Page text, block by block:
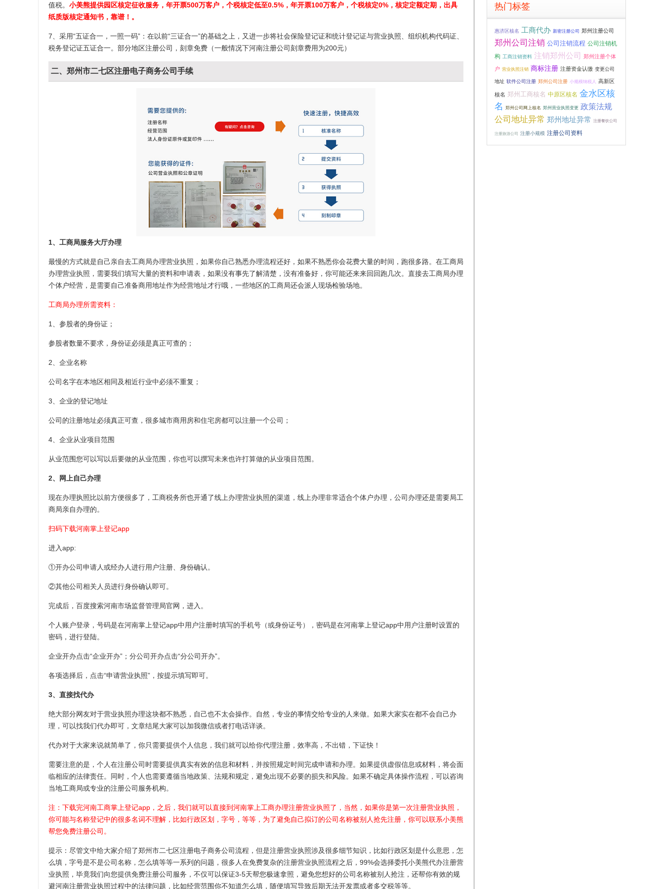
值税。 小美熊提供园区核定征收服务，年开票500万客户，个税核定低至0.5%，年开票100万客户，个税核定0%，核定定额定期，出具
纸质版核定通知书，靠谱！。
7、采用“五证合一，一照一码”：在以前“三证合一”的基础之上，又进一步将社会保险登记证和统计登记证与营业执照、组织机构代码证、
税务登记证五证合一。部分地区注册公司，刻章免费（一般情况下河南注册公司刻章费用为200元）
二、郑州市二七区注册电子商务公司手续
1、工商局服务大厅办理
最慢的方式就是自己亲自去工商局办理营业执照，如果你自己熟悉办理流程还好，如果不熟悉你会花费大量的时间，跑很多路。在工商局
办理营业执照，需要我们填写大量的资料和申请表，如果没有事先了解清楚，没有准备好，你可能还来来回回跑几次。直接去工商局办理
个体户经营，是需要自己准备商用地址作为经营地址才行哦，一些地区的工商局还会派人现场检验场地。
工商局办理所需资料：
1、参股者的身份证；
参股者数量不要求，身份证必须是真正可查的；
2、企业名称
公司名字在本地区相同及相近行业中必须不重复；
3、企业的登记地址
公司的注册地址必须真正可查，很多城市商用房和住宅房都可以注册一个公司；
4、企业从业项目范围
从业范围您可以写以后要做的从业范围，你也可以撰写未来也许打算做的从业项目范围。
2、网上自己办理
现在办理执照比以前方便很多了，工商税务所也开通了线上办理营业执照的渠道，线上办理非常适合个体户办理，公司办理还是需要局工
商局亲自办理的。
扫码下载河南掌上登记app
进入app:
①开办公司申请人或经办人进行用户注册、身份确认。
②其他公司相关人员进行身份确认即可。
完成后，百度搜索河南市场监督管理局官网，进入。
个人账户登录，号码是在河南掌上登记app中用户注册时填写的手机号（或身份证号），密码是在河南掌上登记app中用户注册时设置的
密码，进行登陆。
企业开办点击“企业开办”；分公司开办点击“分公司开办”。
各项选择后，点击“申请营业执照”，按提示填写即可。
3、直接找代办
绝大部分网友对于营业执照办理这块都不熟悉，自己也不太会操作。自然，专业的事情交给专业的人来做。如果大家实在都不会自己办
理，可以找我们代办即可，文章结尾大家可以加我微信或者打电话详谈。
代办对于大家来说就简单了，你只需要提供个人信息，我们就可以给你代理注册，效率高，不出错，下证快！
需要注意的是，个人在注册公司时需要提供真实有效的信息和材料，并按照规定时间完成申请和办理。如果提供虚假信息或材料，将会面
临相应的法律责任。同时，个人也需要遵循当地政策、法规和规定，避免出现不必要的损失和风险。如果不确定具体操作流程，可以咨询
当地工商局或专业的注册公司服务机构。
注：下载完河南工商掌上登记app，之后，我们就可以直接到河南掌上工商办理注册营业执照了，当然，如果你是第一次注册营业执照，
你可能与名称登记中的很多名词不理解，比如行政区划，字号，等等，为了避免自己拟订的公司名称被别人抢先注册，你可以联系小美熊
帮您免费注册公司。
提示：尽管文中给大家介绍了郑州市二七区注册电子商务公司流程，但是注册营业执照涉及很多细节知识，比如行政区划是什么意思，怎
么填，字号是不是公司名称，怎么填等等一系列的问题，很多人在免费复杂的注册营业执照流程之后，99%会选择委托小美熊代办注册营
业执照，毕竟我们向您提供免费注册公司服务，不仅可以保证3-5天帮您极速拿照，避免您想好的公司名称被别人抢注，还帮你有效的规
避河南注册营业执照过程中的法律问题，比如经营范围你不知道怎么填，随便填写导致后期无法开发票或者多交税等等。
热门标签
惠济区核名 工商代办 新密注册公司 郑州注册公司
郑州公司注销 公司注销流程 公司注销机
构 工商注销资料 注销郑州公司 郑州注册个体
户 营业执照注销 商标注册 注册资金认缴 变更公司
地址 软件公司注册 郑州公司注册 小规模纳税人 高新区
核名 郑州工商核名 中原区核名 金水区核
名
郑州公司网上核名 郑州营业执照变更 政策法规
公司地址异常 郑州地址异常 注册餐饮公司
注册旅游公司 注册小规模 注册公司资料